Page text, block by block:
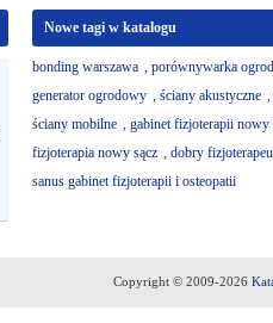
Nowe tagi w katalogu
bonding warszawa , porównywarka
generator ogrodowy , ściany akustyczne ,
ściany mobilne , gabinet fizjoterapii nowy
fizjoterapia nowy sącz , dobry
sanus gabinet fizjoterapii i osteopatii
Copyright © 2009-2026